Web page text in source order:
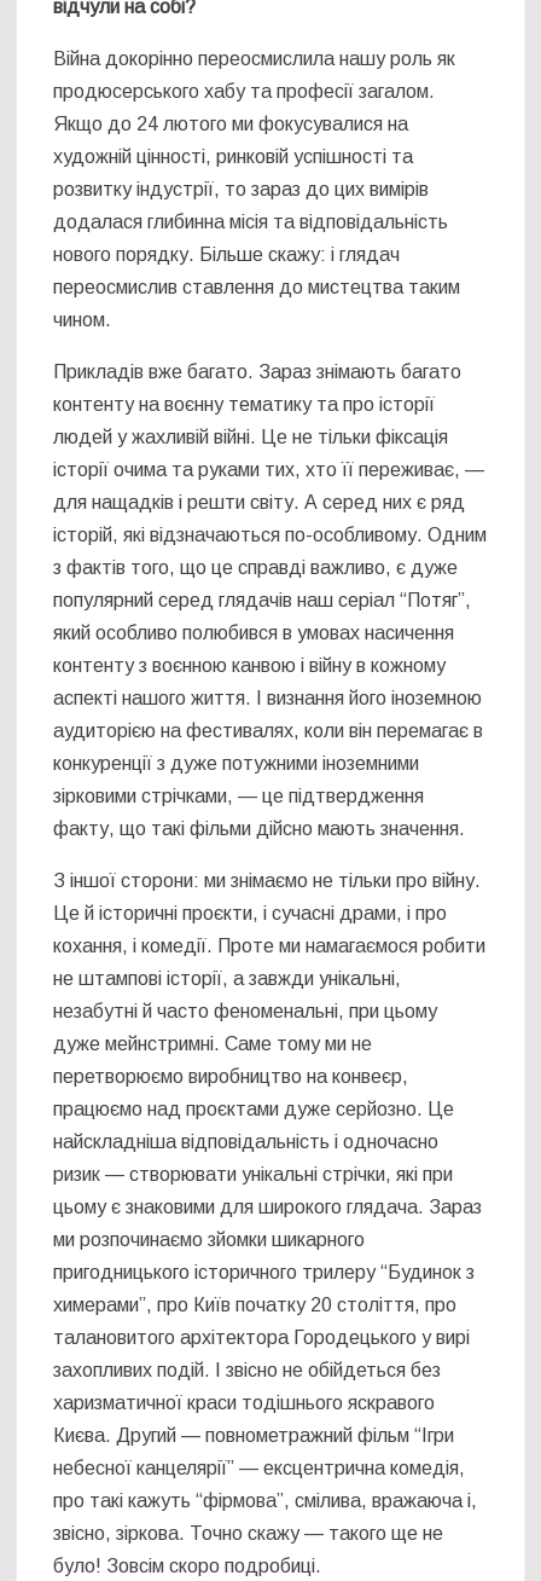
відчули на собі?
Війна докорінно переосмислила нашу роль як
продюсерського хабу та професії загалом.
Якщо до 24 лютого ми фокусувалися на
художній цінності, ринковій успішності та
розвитку індустрії, то зараз до цих вимірів
додалася глибинна місія та відповідальність
нового порядку. Більше скажу: і глядач
переосмислив ставлення до мистецтва таким
чином.
Прикладів вже багато. Зараз знімають багато
контенту на воєнну тематику та про історії
людей у жахливій війні. Це не тільки фіксація
історії очима та руками тих, хто її переживає, —
для нащадків і решти світу. А серед них є ряд
історій, які відзначаються по-особливому. Одним
з фактів того, що це справді важливо, є дуже
популярний серед глядачів наш серіал “Потяг”,
який особливо полюбився в умовах насичення
контенту з воєнною канвою і війну в кожному
аспекті нашого життя. І визнання його іноземною
аудиторією на фестивалях, коли він перемагає в
конкуренції з дуже потужними іноземними
зірковими стрічками, — це підтвердження
факту, що такі фільми дійсно мають значення.
З іншої сторони: ми знімаємо не тільки про війну.
Це й історичні проєкти, і сучасні драми, і про
кохання, і комедії. Проте ми намагаємося робити
не штампові історії, а завжди унікальні,
незабутні й часто феноменальні, при цьому
дуже мейнстримні. Саме тому ми не
перетворюємо виробництво на конвеєр,
працюємо над проєктами дуже серйозно. Це
найскладніша відповідальність і одночасно
ризик — створювати унікальні стрічки, які при
цьому є знаковими для широкого глядача. Зараз
ми розпочинаємо зйомки шикарного
пригодницького історичного трилеру “Будинок з
химерами”, про Київ початку 20 століття, про
талановитого архітектора Городецького у вирі
захопливих подій. І звісно не обійдеться без
харизматичної краси тодішнього яскравого
Києва. Другий — повнометражний фільм “Ігри
небесної канцелярії” — ексцентрична комедія,
про такі кажуть “фірмова”, смілива, вражаюча і,
звісно, зіркова. Точно скажу — такого ще не
було! Зовсім скоро подробиці.